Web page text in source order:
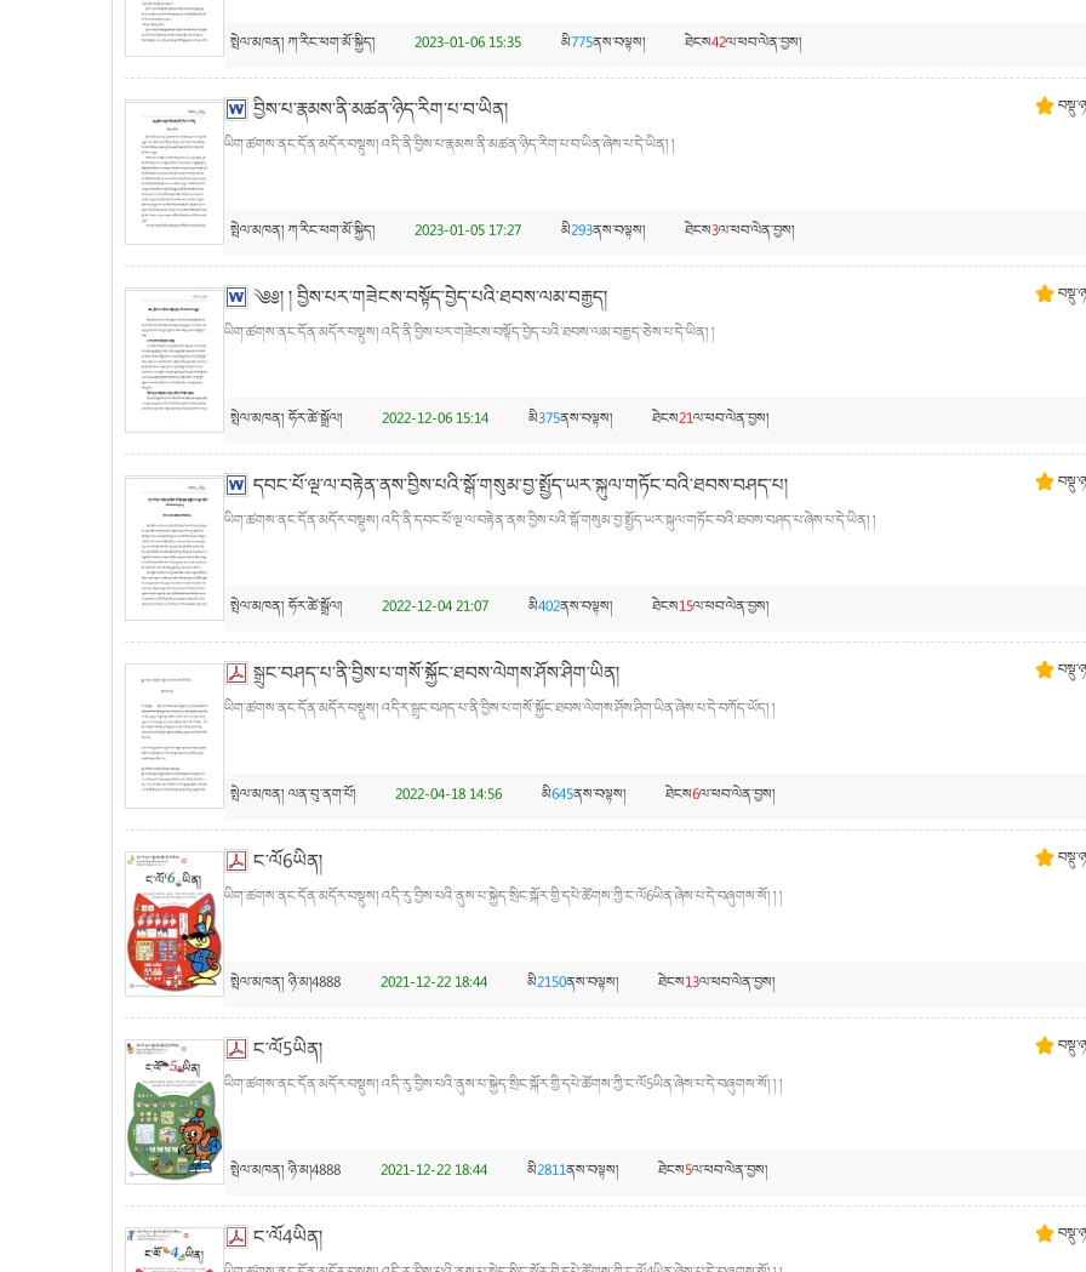
སྤེལ་མཁན། ཀ་རིང་ཕག་མོ་སྐྱིད། 2023-01-06 15:35 མི775ནས་བལྟས། ཐེངས42ལ་ཕབ་ལེན་བྱས།
བྱིས་པ་རྣམས་ནི་མཚན་ཉིད་རིག་པ་བ་ཡིན།
ཡིག་ཚགས་ནང་དོན་མདོར་བསྡུས། འདི་ནི་བྱིས་པ་རྣམས་ནི་མཚན་ཉིད་རིག་པ་བ་ཡིན་ཞེས་པ་དེ་ཡིན། །
སྤེལ་མཁན། ཀ་རིང་ཕག་མོ་སྐྱིད། 2023-01-05 17:27 མི293ནས་བལྟས། ཐེངས3ལ་ཕབ་ལེན་བྱས།
༄༅། ། བྱིས་པར་གཟེངས་བསྟོད་བྱེད་པའི་ཐབས་ལམ་བརྒྱད།
ཡིག་ཚགས་ནང་དོན་མདོར་བསྡུས། འདི་ནི་བྱིས་པར་གཟེངས་བསྟོད་བྱེད་པའི་ཐབས་ལམ་བརྒྱད་ཅེས་པ་དེ་ཡིན། །
སྤེལ་མཁན། ཧོར་ཚེ་སྒྲོལ། 2022-12-06 15:14 མི375ནས་བལྟས། ཐེངས21ལ་ཕབ་ལེན་བྱས།
དབང་པོ་ལྔ་ལ་བརྟེན་ནས་བྱིས་པའི་སྒོ་གསུམ་བྱ་སྤྱོད་ཡར་སྐུལ་གཏོང་བའི་ཐབས་བཤད་པ།
ཡིག་ཚགས་ནང་དོན་མདོར་བསྡུས། འདི་ནི་དབང་པོ་ལྔ་ལ་བརྟེན་ནས་བྱིས་པའི་སྒོ་གསུམ་བྱ་སྤྱོད་ཡར་སྐུལ་གཏོང་བའི་ཐབས་བཤད་པ་ཞེས་པ་དེ་ཡིན། །
སྤེལ་མཁན། ཧོར་ཚེ་སྒྲོལ། 2022-12-04 21:07 མི402ནས་བལྟས། ཐེངས15ལ་ཕབ་ལེན་བྱས།
སྒྲུང་བཤད་པ་ནི་བྱིས་པ་གསོ་སྐྱོང་ཐབས་ལེགས་ཤོས་ཤིག་ཡིན།
ཡིག་ཚགས་ནང་དོན་མདོར་བསྡུས། འདིར་སྒྲུང་བཤད་པ་ནི་བྱིས་པ་གསོ་སྐྱོང་ཐབས་ལེགས་ཤོས་ཤིག་ཡིན་ཞེས་པ་དེ་བཀོད་ཡོད། །
སྤེལ་མཁན། ལན་བུ་ནག་པོ། 2022-04-18 14:56 མི645ནས་བལྟས། ཐེངས6ལ་ཕབ་ལེན་བྱས།
ང་ལོ6ཡིན།
ཡིག་ཚགས་ནང་དོན་མདོར་བསྡུས། འདི་རུ་བྱིས་པའི་ནུས་པ་སྐྱེད་སྲིང་སྐོར་གྱི་དཔེ་ཚོགས་ཀྱི་ང་ལོ6ཡིན་ཞེས་པ་དེ་བཞུགས་སོ། ། །
སྤེལ་མཁན། ཉི་མ།4888 2021-12-22 18:44 མི2150ནས་བལྟས། ཐེངས13ལ་ཕབ་ལེན་བྱས།
ང་ལོ5ཡིན།
ཡིག་ཚགས་ནང་དོན་མདོར་བསྡུས། འདི་རུ་བྱིས་པའི་ནུས་པ་སྐྱེད་སྲིང་སྐོར་གྱི་དཔེ་ཚོགས་ཀྱི་ང་ལོ5ཡིན་ཞེས་པ་དེ་བཞུགས་སོ། ། །
སྤེལ་མཁན། ཉི་མ།4888 2021-12-22 18:44 མི2811ནས་བལྟས། ཐེངས5ལ་ཕབ་ལེན་བྱས།
ང་ལོ4ཡིན།